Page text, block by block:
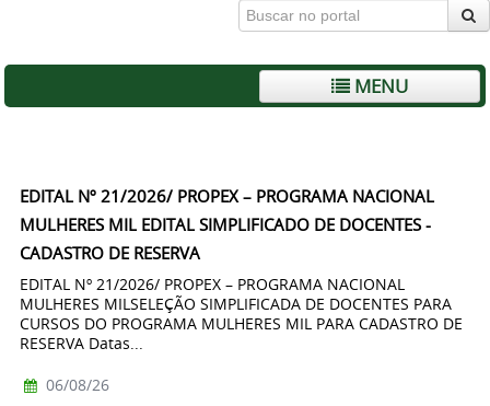
MENU
EDITAL Nº 21/2026/ PROPEX – PROGRAMA NACIONAL
MULHERES MIL EDITAL SIMPLIFICADO DE DOCENTES -
CADASTRO DE RESERVA
EDITAL Nº 21/2026/ PROPEX – PROGRAMA NACIONAL
MULHERES MILSELEÇÃO SIMPLIFICADA DE DOCENTES PARA
CURSOS DO PROGRAMA MULHERES MIL PARA CADASTRO DE
RESERVA Datas...
06/08/26